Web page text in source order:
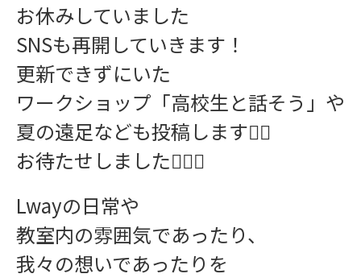
お問い合わせ
お休みしていました
SNSも再開していきます！
更新できずにいた
ワークショップ「高校生と話そう」や
夏の遠足なども投稿します☝🏻
お待たせしました🙇🏻‍♂️
Lwayの日常や
教室内の雰囲気であったり、
我々の想いであったりを